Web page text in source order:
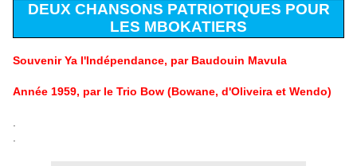
DEUX CHANSONS PATRIOTIQUES POUR
LES MBOKATIERS
Souvenir Ya l'Indépendance, par Baudouin Mavula
Année 1959, par le Trio Bow (Bowane, d'Oliveira et Wendo)